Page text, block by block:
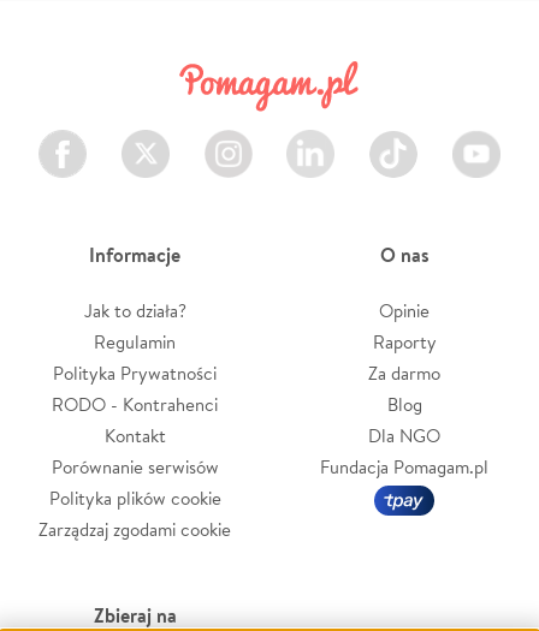
Facebook Twitter Instagram LinkedIn TikTok Youtube
Informacje
Jak to działa?
Regulamin
Polityka Prywatności
RODO - Kontrahenci
Kontakt
Porównanie serwisów
Polityka plików cookie
Zarządzaj zgodami cookie
O nas
Opinie
Raporty
Za darmo
Blog
Dla NGO
Fundacja Pomagam.pl
Zbieraj na